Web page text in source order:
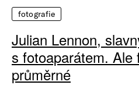
fotografie
Julian Lennon,
s fotoaparátem.
průměrné